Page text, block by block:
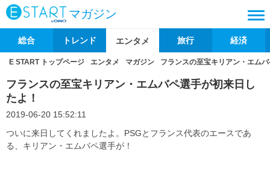
マガジン
総合 トレンド エンタメ 旅行 経済
E START トップページ エンタメ マガジン フランスの至宝キリアン・エム
フランスの至宝キリアン・エムバペ選手が初来日し
たよ！
2019-06-20 15:52:11
ついに来日してくれましたよ。PSGとフランス代表のエースであ
る、キリアン・エムバペ選手が！